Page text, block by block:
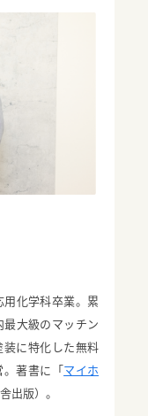
化学科卒業。累
大級のマッチン
に特化した無料
。著書に「マイホ
出版）。